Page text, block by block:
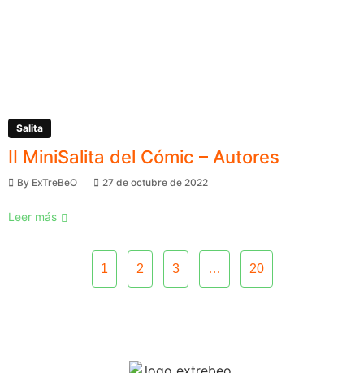
Salita
II MiniSalita del Cómic – Autores
By ExTreBeO 27 de octubre de 2022
Leer más
1 2 3 … 20